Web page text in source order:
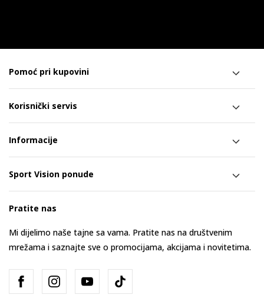
Pomoć pri kupovini
Korisnički servis
Informacije
Sport Vision ponude
Pratite nas
Mi dijelimo naše tajne sa vama. Pratite nas na društvenim
mrežama i saznajte sve o promocijama, akcijama i novitetima.